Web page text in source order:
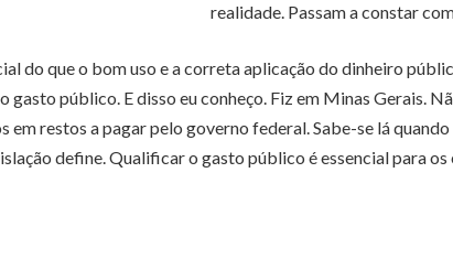
realidade. Passam a constar
do que o bom uso e a correta aplicação do dinheiro
público. E disso eu conheço. Fiz em Minas Gerais.
restos a pagar pelo governo federal. Sabe-se lá
define. Qualificar o gasto público é essencial para